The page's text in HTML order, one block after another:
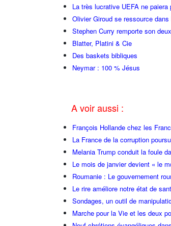
La très lucrative UEFA ne paiera
Olivier Giroud se ressource
Stephen Curry remporte son
Blatter, Platini & Cie
Des baskets bibliques
Neymar : 100 % Jésus
A voir aussi :
François Hollande chez les
La France de la corruption
Melania Trump conduit la foule
Le mois de janvier devient « le
Roumanie : Le gouvernement
Le rire améliore notre état de
Sondages, un outil de
Marche pour la Vie et les deux